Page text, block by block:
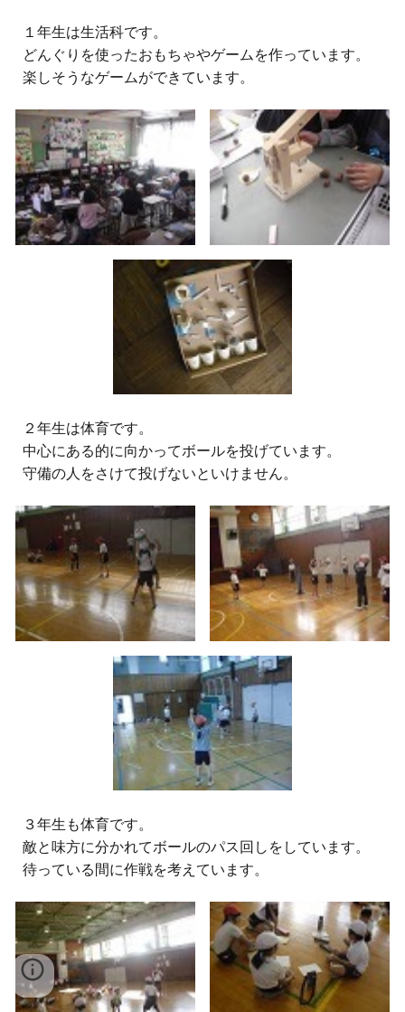
１年生は生活科です。
どんぐりを使ったおもちゃやゲームを作っています。
楽しそうなゲームができています。
２年生は体育です。
中心にある的に向かってボールを投げています。
守備の人をさけて投げないといけません。
３年生も体育です。
敵と味方に分かれてボールのパス回しをしています。
待っている間に作戦を考えています。